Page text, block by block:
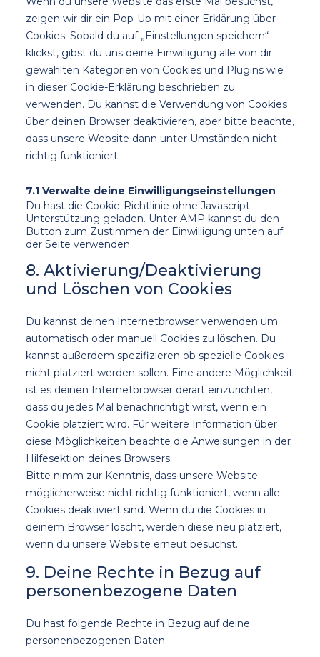
zeigen wir dir ein Pop-Up mit einer Erklärung über
Cookies. Sobald du auf „Einstellungen speichern“
klickst, gibst du uns deine Einwilligung alle von dir
gewählten Kategorien von Cookies und Plugins wie
in dieser Cookie-Erklärung beschrieben zu
verwenden. Du kannst die Verwendung von Cookies
über deinen Browser deaktivieren, aber bitte beachte,
dass unsere Website dann unter Umständen nicht
richtig funktioniert.
7.1 Verwalte deine Einwilligungseinstellungen
Du hast die Cookie-Richtlinie ohne Javascript-
Unterstützung geladen. Unter AMP kannst du den
Button zum Zustimmen der Einwilligung unten auf
der Seite verwenden.
8. Aktivierung/Deaktivierung
und Löschen von Cookies
Du kannst deinen Internetbrowser verwenden um
automatisch oder manuell Cookies zu löschen. Du
kannst außerdem spezifizieren ob spezielle Cookies
nicht platziert werden sollen. Eine andere Möglichkeit
ist es deinen Internetbrowser derart einzurichten,
dass du jedes Mal benachrichtigt wirst, wenn ein
Cookie platziert wird. Für weitere Information über
diese Möglichkeiten beachte die Anweisungen in der
Hilfesektion deines Browsers.
Bitte nimm zur Kenntnis, dass unsere Website
möglicherweise nicht richtig funktioniert, wenn alle
Cookies deaktiviert sind. Wenn du die Cookies in
deinem Browser löscht, werden diese neu platziert,
wenn du unsere Website erneut besuchst.
9. Deine Rechte in Bezug auf
personenbezogene Daten
Du hast folgende Rechte in Bezug auf deine
personenbezogenen Daten: